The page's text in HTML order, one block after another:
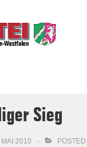
Sieg
MAI 2010 POSTED